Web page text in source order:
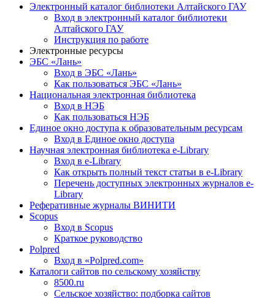
Электронный каталог библиотеки Алтайского ГАУ
Вход в электронный каталог библиотеки
Алтайского ГАУ
Инструкция по работе
Электронные ресурсы
ЭБС «Лань»
Вход в ЭБС «Лань»
Как пользоваться ЭБС «Лань»
Национальная электронная библиотека
Вход в НЭБ
Как пользоваться НЭБ
Единое окно доступа к образовательным ресурсам
Вход в Единое окно доступа
Научная электронная библиотека e-Library
Вход в e-Library
Как открыть полный текст статьи в e-Library
Перечень доступных электронных журналов e-
Library
Реферативные журналы ВИНИТИ
Scopus
Вход в Scopus
Краткое руководство
Polpred
Вход в «Polpred.com»
Каталоги сайтов по сельскому хозяйству
8500.ru
Сельское хозяйство: подборка сайтов